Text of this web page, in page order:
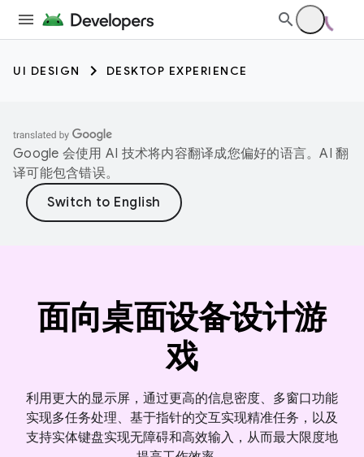
UI DESIGN DESKTOP EXPERIENCE
Google 会使用 AI 技术将内容翻译成您偏好的语言。AI 翻
译可能包含错误。
面向桌面设备设计游
戏
利用更大的显示屏，通过更高的信息密度、多窗口功能
实现多任务处理、基于指针的交互实现精准任务，以及
支持实体键盘实现无障碍和高效输入，从而最大限度地